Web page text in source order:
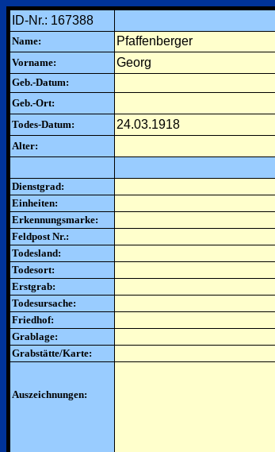
ID-Nr.: 167388
Name: Pfaffenberger
Vorname:
Georg
Geb.-Datum:
Geb.-Ort:
Todes-Datum: 24.03.1918
Alter:
Dienstgrad:
Einheiten:
Erkennungsmarke:
Feldpost Nr.:
Todesland:
Todesort:
Erstgrab:
Todesursache:
Friedhof:
Grablage:
Grabstätte/Karte:
Auszeichnungen: